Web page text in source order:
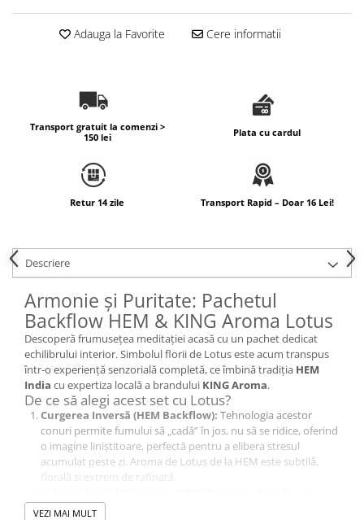
Adauga la Favorite Cere informatii
Transport gratuit la comenzi >
150 lei
Plata cu cardul
Retur 14 zile Transport Rapid – Doar 16 Lei!
Descriere
Armonie și Puritate: Pachetul
Backflow HEM & KING Aroma Lotus
Descoperă frumusețea meditației acasă cu un pachet dedicat
echilibrului interior. Simbolul florii de Lotus este acum transpus
într-o experiență senzorială completă, ce îmbină tradiția HEM
India cu expertiza locală a brandului KING Aroma.
De ce să alegi acest set cu Lotus?
Curgerea Inversă (HEM Backflow): Tehnologia acestor
conuri permite fumului să „cadă” în jos, nu să se ridice, oferind
o imagine liniștitoare, perfectă pentru a elibera stresul
acumulat peste zi. Aroma de Lotus de la HEM este subtilă,
florală și extrem de rafinată.
inclus este un
VEZI MAI MULT